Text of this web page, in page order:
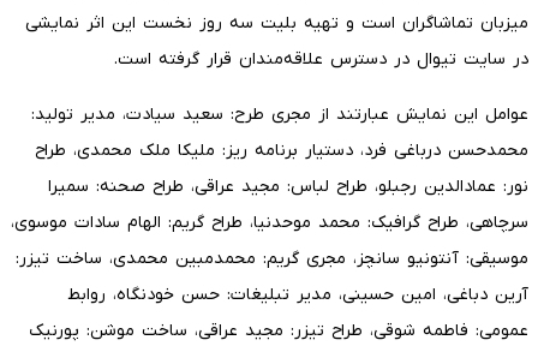
میزبان تماشاگران است و تهیه بلیت سه روز نخست این اثر نمایشی
در سایت تیوال در دسترس علاقه‌مندان قرار گرفته است.
عوامل این نمایش عبارتند از مجری طرح: سعید سیادت، مدیر تولید:
محمدحسن درباغی فرد، دستیار برنامه ریز: ملیکا ملک محمدی، طراح
نور: عمادالدین رجبلو، طراح لباس: مجید عراقی، طراح صحنه: سمیرا
سرچاهی، طراح گرافیک: محمد موحدنیا، طراح گریم: الهام سادات موسوی،
موسیقی: آنتونیو سانچز، مجری گریم: محمدمبین محمدی، ساخت تیزر:
آرین دباغی، امین حسینی، مدیر تبلیغات: حسن خودنگاه، روابط
عمومی: فاطمه شوقی، طراح تیزر: مجید عراقی، ساخت موشن: پورنیک